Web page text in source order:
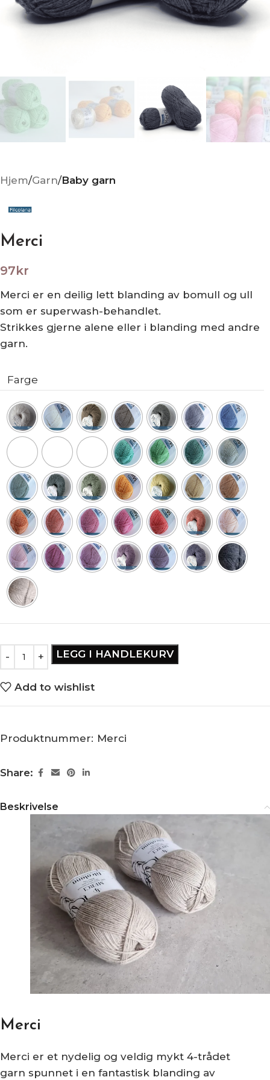
Hjem Garn Baby garn
Merci
97kr
Merci er en deilig lett blanding av bomull og ull
som er superwash-behandlet.
Strikkes gjerne alene eller i blanding med andre
garn.
Farge
LEGG I HANDLEKURV
Add to wishlist
Produktnummer: Merci
Share:
Beskrivelse
Merci
Merci er et nydelig og veldig mykt 4-trådet
garn spunnet i en fantastisk blanding av